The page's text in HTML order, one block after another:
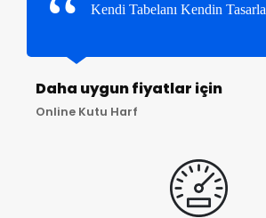
Kendi Tabelanı Kendin Tasarla
Daha uygun fiyatlar için
Online Kutu Harf